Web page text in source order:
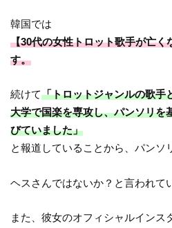
韓国では
【30代の女性トロット歌手が亡く
す。
続けて「トロットジャンルの歌手
大学で国楽を専攻し、パンソリを
びていました」
と報道していることから、パンソ
ヘスさんではないか？と言われて
また、彼女のオフィシャルインス